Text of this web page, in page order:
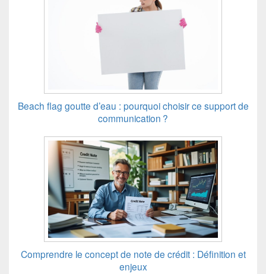
Beach flag goutte d’eau : pourquoi choisir ce support de
communication ?
Comprendre le concept de note de crédit : Définition et
enjeux